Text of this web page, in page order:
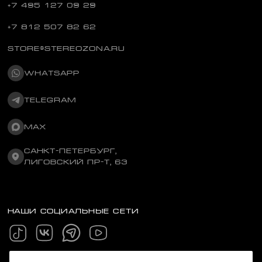
+7 495 127 09 29
+7 812 507 82 62
STORE@STEREOZONA.RU
WHATSAPP
TELEGRAM
MAX
САНКТ-ПЕТЕРБУРГ,
ЛИГОВСКИЙ ПР-Т, 63
НАШИ СОЦИАЛЬНЫЕ СЕТИ